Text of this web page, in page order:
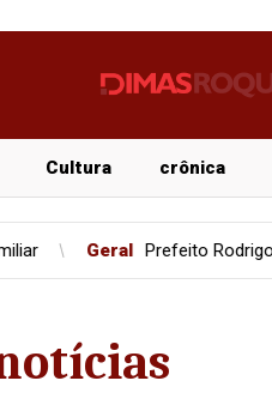
Cultura crônica
Rodrigo Pinheiro anuncia